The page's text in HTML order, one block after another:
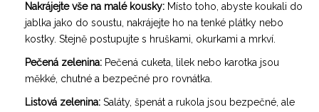
Nakrájejte vše na malé kousky: Místo toho, abyste koukali do
jablka jako do soustu, nakrájejte ho na tenké plátky nebo
kostky. Stejně postupujte s hruškami, okurkami a mrkví.
Pečená zelenina: Pečená cuketa, lilek nebo karotka jsou
měkké, chutné a bezpečné pro rovnátka.
Listová zelenina: Saláty, špenát a rukola jsou bezpečné, ale